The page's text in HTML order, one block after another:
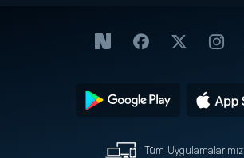
Tüm Uygulamalarımız